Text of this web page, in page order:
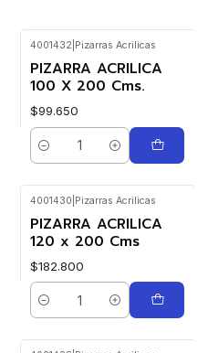
4001432 Pizarras Acrilicas
PIZARRA ACRILICA
100 X 200 Cms.
$99.650
Cantidad
4001430 Pizarras Acrilicas
PIZARRA ACRILICA
120 x 200 Cms
$182.800
Cantidad